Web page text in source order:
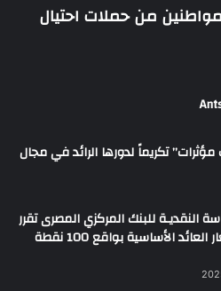
من حملات احتيال
تكريماً لدورها الرائد في مجال
النقديـة للبنك المركزي المصرى تقرر
خفض أسعار العائد الأساسية بواقع 100 نقطة